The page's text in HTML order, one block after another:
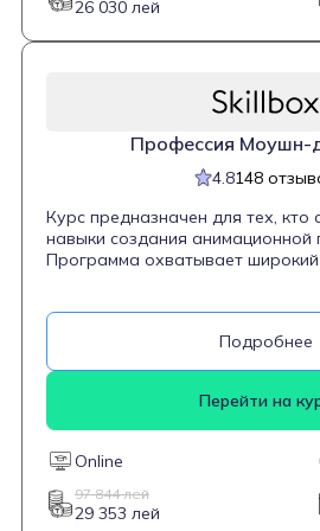
26 030 лей
Профессия Моушн-
4.8148
Курс предназначен для тех, кто
навыки создания анимационной
Программа охватывает широкий
создавать 2D- и 3D-анимации,
объекты, работать с хромакеем
видеоролики. Курс подходит
моушн-дизайна. Особое
практическим заданиям и
более чем 20 проектов, что
подготовке к реальной работе
Подробнее
Перейти на
Online
97 844 лей
29 353 лей